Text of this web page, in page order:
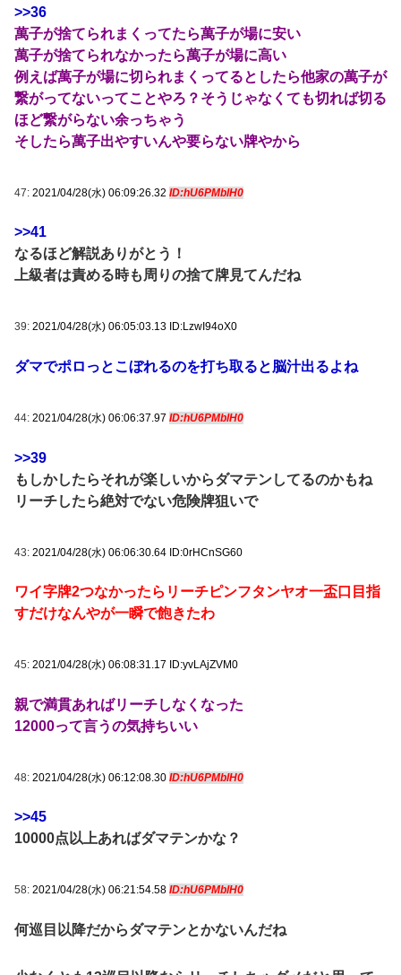
>>36
萬子が捨てられまくってたら萬子が場に安い
萬子が捨てられなかったら萬子が場に高い
例えば萬子が場に切られまくってるとしたら他家の萬子が
繋がってないってことやろ？そうじゃなくても切れば切る
ほど繋がらない余っちゃう
そしたら萬子出やすいんや要らない牌やから
47: 2021/04/28(水) 06:09:26.32 ID:hU6PMblH0
>>41
なるほど解説ありがとう！
上級者は責める時も周りの捨て牌見てんだね
39: 2021/04/28(水) 06:05:03.13 ID:LzwI94oX0
ダマでポロっとこぼれるのを打ち取ると脳汁出るよね
44: 2021/04/28(水) 06:06:37.97 ID:hU6PMblH0
>>39
もしかしたらそれが楽しいからダマテンしてるのかもね
リーチしたら絶対でない危険牌狙いで
43: 2021/04/28(水) 06:06:30.64 ID:0rHCnSG60
ワイ字牌2つなかったらリーチピンフタンヤオ一盃口目指
すだけなんやが一瞬で飽きたわ
45: 2021/04/28(水) 06:08:31.17 ID:yvLAjZVM0
親で満貫あればリーチしなくなった
12000って言うの気持ちいい
48: 2021/04/28(水) 06:12:08.30 ID:hU6PMblH0
>>45
10000点以上あればダマテンかな？
58: 2021/04/28(水) 06:21:54.58 ID:hU6PMblH0
何巡目以降だからダマテンとかないんだね